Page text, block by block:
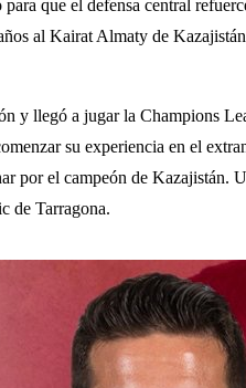
que el defensa central
al Kairat Almaty de
y llegó a jugar la Champions
su experiencia en el
por el campeón de Kazajistán.
de Tarragona.